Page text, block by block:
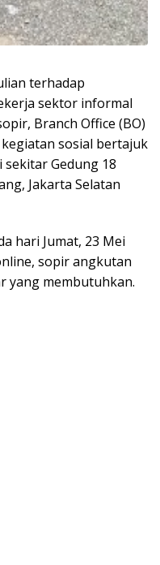
terhadap
sektor informal
Branch Office (BO)
sosial bertajuk
sekitar Gedung 18
Jakarta Selatan
hari Jumat, 23 Mei
sopir angkutan
yang membutuhkan.